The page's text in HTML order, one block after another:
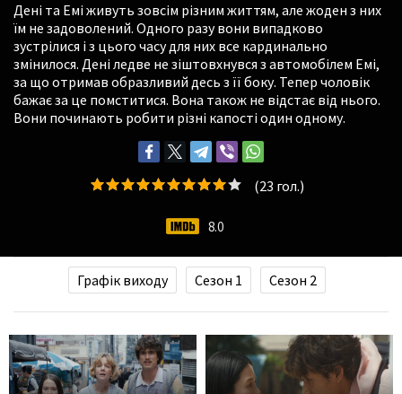
Дені та Емі живуть зовсім різним життям, але жоден з них
їм не задоволений. Одного разу вони випадково
зустрілися і з цього часу для них все кардинально
змінилося. Дені ледве не зіштовхнувся з автомобілем Емі,
за що отримав образливий десь з її боку. Тепер чоловік
бажає за це помститися. Вона також не відстає від нього.
Вони починають робити різні капості один одному.
(23 гол.)
8.0
Графік виходу Сезон 1 Сезон 2